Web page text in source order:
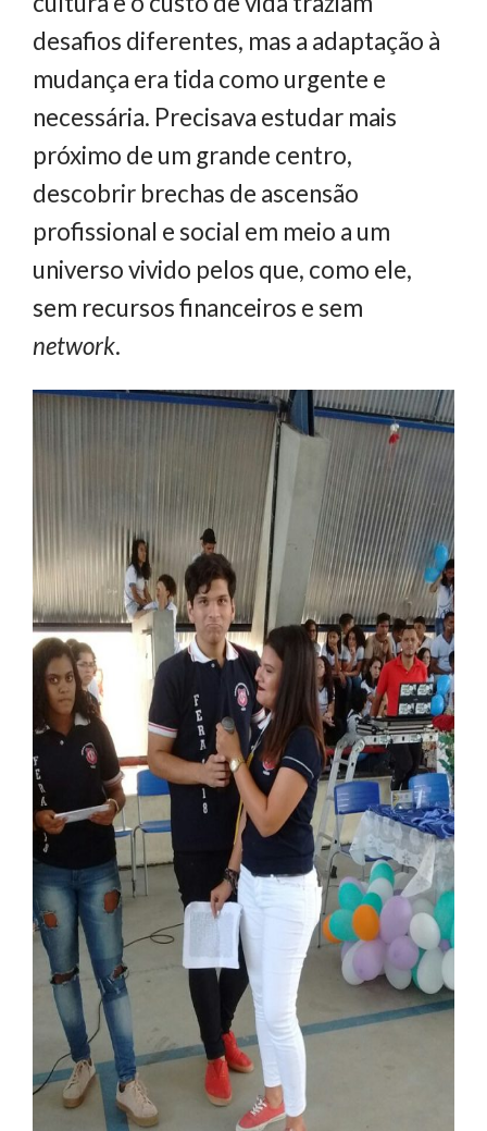
desafios diferentes, mas a adaptação à
mudança era tida como urgente e
necessária. Precisava estudar mais
próximo de um grande centro,
descobrir brechas de ascensão
profissional e social em meio a um
universo vivido pelos que, como ele,
sem recursos financeiros e sem
network.